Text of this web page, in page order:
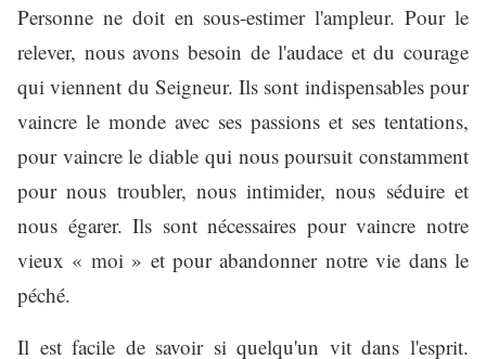
Personne ne doit en sous-estimer l'ampleur. Pour le
relever, nous avons besoin de l'audace et du courage
qui viennent du Seigneur. Ils sont indispensables pour
vaincre le monde avec ses passions et ses tentations,
pour vaincre le diable qui nous poursuit constamment
pour nous troubler, nous intimider, nous séduire et
nous égarer. Ils sont nécessaires pour vaincre notre
vieux « moi » et pour abandonner notre vie dans le
péché.
Il est facile de savoir si quelqu'un vit dans l'esprit.